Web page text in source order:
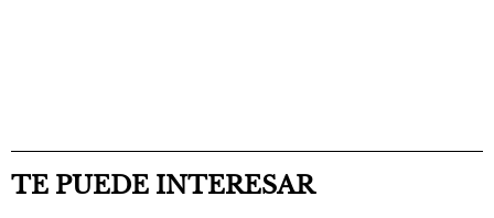
TE PUEDE INTERESAR